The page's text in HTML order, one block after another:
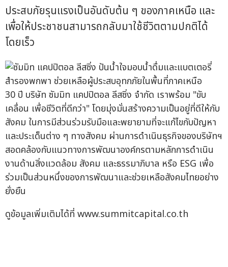
ประสบภัยรุนแรงเป็นอันดับต้น ๆ ของภาคเหนือ และ
เพื่อให้ประชาชนสามารถกลับมาใช้ชีวิตตามปกติได้
โดยเร็ว
30 ปี บริษัท ซัมมิท แคปปิตอล ลีสซิ่ง จำกัด เราพร้อม "ขับ
เคลื่อน เพื่อชีวิตที่ดีกว่า" โดยมุ่งมั่นสร้างความเป็นอยู่ที่ดีให้กับ
สังคม ในการมีส่วนร่วมรับมือและพยายามที่จะแก้ไขกับปัญหา
และประเด็นต่าง ๆ ทางสังคม ผ่านการดำเนินธุรกิจของบริษัทฯ
สอดคล้องกับแนวทางการพัฒนาองค์กรตามหลักการดำเนิน
งานด้านสิ่งแวดล้อม สังคม และธรรมาภิบาล หรือ ESG เพื่อ
ร่วมเป็นส่วนหนึ่งของการพัฒนาและช่วยเหลือสังคมไทยอย่าง
ยั่งยืน
ดูข้อมูลเพิ่มเติมได้ที่ www.summitcapital.co.th